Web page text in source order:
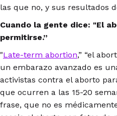
las que no, y sus resultados
Cuando la gente dice: "El
permitirse.”
"Late-term abortion,” “el
un embarazo avanzado es
activistas contra el aborto
que ocurren a las 15-20
frase, que no es